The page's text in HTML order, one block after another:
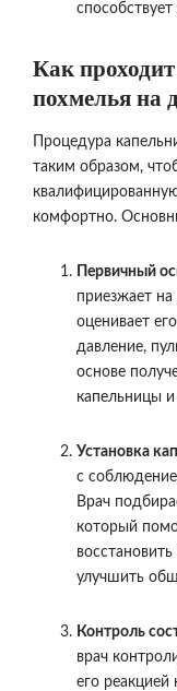
Как
похмелья на
Процедура
таким образом,
комфортно.
Первичный
приезжает
оценивает
давление,
основе
капельницы
Установка
с
Врач
который
улучшить
Контроль
врач
его реакцией